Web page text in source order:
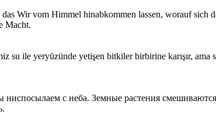
Wir vom Himmel hinabkommen lassen, worauf sich
Macht.
ile yeryüzünde yetişen bitkiler birbirine karışır, ama
с неба. Земные растения